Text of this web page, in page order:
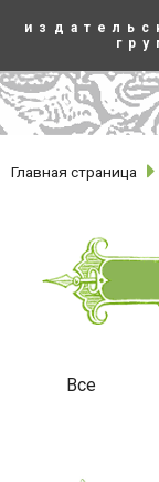
основному
Главная страница
Отзывы
Все